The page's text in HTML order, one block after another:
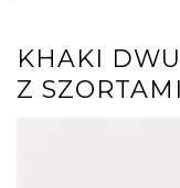
KHAKI
Z